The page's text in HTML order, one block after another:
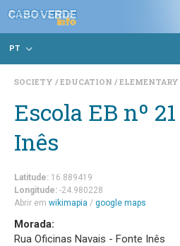
PT
SOCIETY EDUCATION ELEMENTARY
Escola EB nº
Inês
Latitude: 16.889419
Longitude: -24.980228
Abrir em wikimapia / google maps
Morada:
Rua Oficinas Navais - Fonte Inês